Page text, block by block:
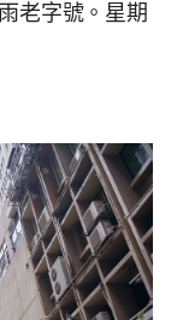
老字號。星期